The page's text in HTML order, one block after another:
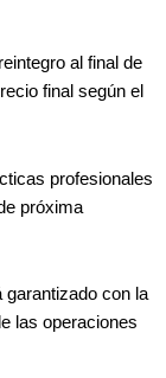
al final de
final según el
profesionales
próxima
garantizado con la
las operaciones